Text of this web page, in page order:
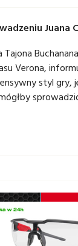
Juana
Verona,
styl gry,